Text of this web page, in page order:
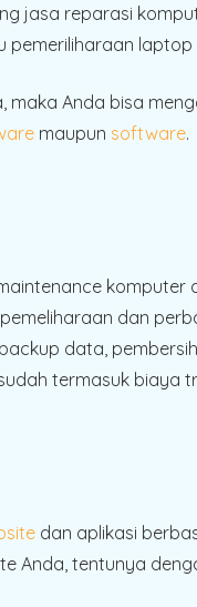
jasa reparasi
pemeriliharaan
Anda bisa
maupun software.
dan
data,
termasuk biaya
dan aplikasi
Anda, tentunya